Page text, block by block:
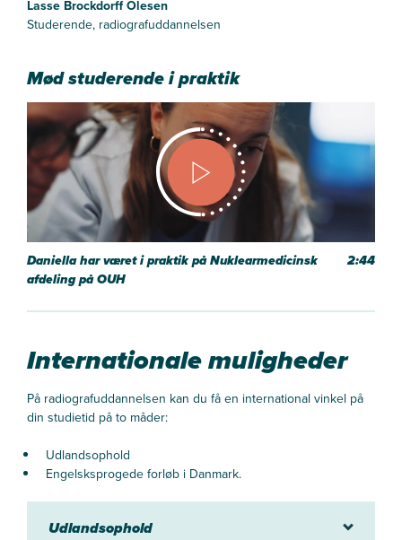
Lasse Brockdorff Olesen
Studerende, radiografuddannelsen
Mød studerende i praktik
Daniella har været i praktik på Nuklearmedicinsk
afdeling på OUH
2:44
Internationale muligheder
På radiografuddannelsen kan du få en international vinkel på
din studietid på to måder:
Udlandsophold
Engelsksprogede forløb i Danmark.
Udlandsophold